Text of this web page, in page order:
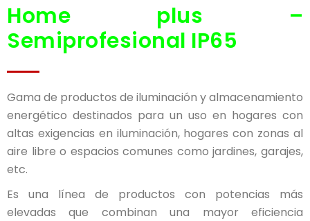
Home plus –
Semiprofesional IP65
Gama de productos de iluminación y almacenamiento
energético destinados para un uso en hogares con
altas exigencias en iluminación, hogares con zonas al
aire libre o espacios comunes como jardines, garajes,
etc.
Es una línea de productos con potencias más
elevadas que combinan una mayor eficiencia